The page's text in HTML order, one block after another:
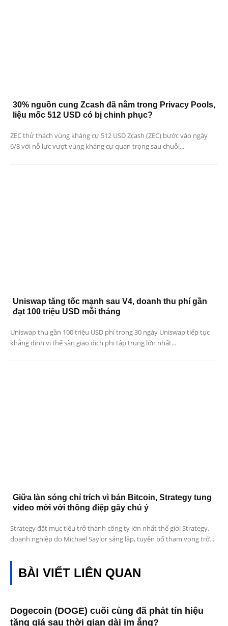
30% nguồn cung Zcash đã nằm trong Privacy Pools,
liệu mốc 512 USD có bị chinh phục?
ZEC thử thách vùng kháng cự 512 USD Zcash (ZEC) bước vào ngày
6/8 với nỗ lực vượt vùng kháng cự quan trọng sau chuỗi...
Uniswap tăng tốc mạnh sau V4, doanh thu phí gần
đạt 100 triệu USD mỗi tháng
Uniswap thu gần 100 triệu USD phí trong 30 ngày Uniswap tiếp tục
khẳng định vị thế sàn giao dịch phi tập trung lớn nhất...
Giữa làn sóng chỉ trích vì bán Bitcoin, Strategy tung
video mới với thông điệp gây chú ý
Strategy đặt mục tiêu trở thành công ty lớn nhất thế giới Strategy,
doanh nghiệp do Michael Saylor sáng lập, tuyên bố tham vọng trở...
BÀI VIẾT LIÊN QUAN
Dogecoin (DOGE) cuối cùng đã phát tín hiệu
tăng giá sau thời gian dài im ắng?